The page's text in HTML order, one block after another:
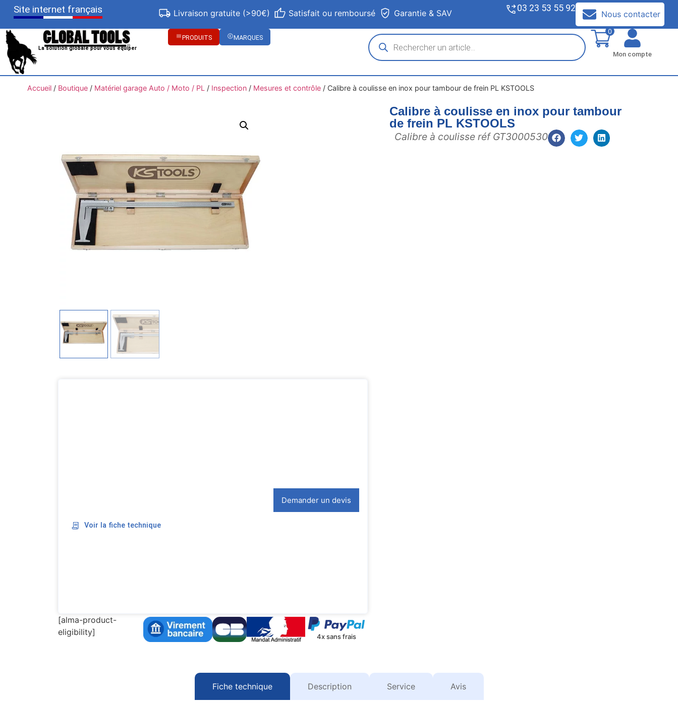
Site internet français Livraison gratuite (>90€) Satisfait ou remboursé Garantie & SAV 03 23 53 55 92
Nous contacter
La solution globale pour vous équiper
PRODUITS MARQUES
0
Mon compte
Accueil/ Boutique/ Matériel garage Auto / Moto / PL / Inspection/ Mesures et contrôle/ Calibre à coulisse en inox pour tambour de frein PL KSTOOLS
Calibre à coulisse en inox pour tambour
de frein PL KSTOOLS
Calibre à coulisse réf GT3000530
Demander un devis
Voir la fiche technique
[alma-product-
eligibility]
4x sans frais
Fiche technique Description Service Avis